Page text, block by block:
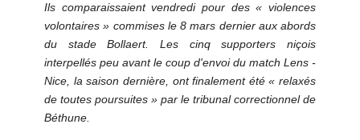
Ils comparaissaient vendredi pour des « violences
volontaires » commises le 8 mars dernier aux abords
du stade Bollaert. Les cinq supporters niçois
interpellés peu avant le coup d'envoi du match Lens -
Nice, la saison dernière, ont finalement été « relaxés
de toutes poursuites » par le tribunal correctionnel de
Béthune.